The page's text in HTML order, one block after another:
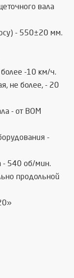
вала
- 550±20 мм.
-10 км/ч.
не более, - 20
- от ВОМ
-
- 540 об/мин.
продольной